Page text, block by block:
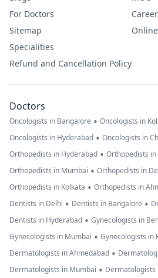
For Doctors
Sitemap
Specialities
Refund and Cancellation Policy
Doctors
Oncologists in Bangalore • Oncologists in
Oncologists in Hyderabad • Oncologists in
Orthopedists in Hyderabad • Orthopedists in
Orthopedists in Mumbai • Orthopedists in
Orthopedists in Kolkata • Orthopedists in
Dentists in Delhi • Dentists in Bangalore •
Dentists in Hyderabad • Gynecologists in
Gynecologists in Mumbai • Gynecologists in
Dermatologists in Ahmedabad •
Dermatologists in Mumbai • Dermatologists